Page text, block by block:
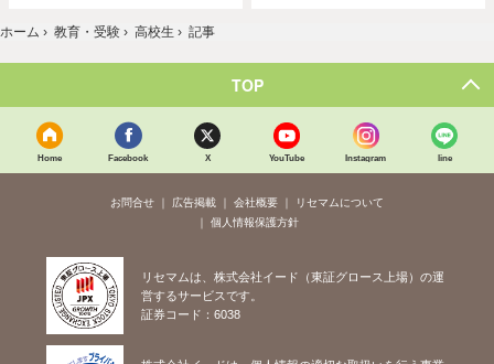
ホーム › 教育・受験 › 高校生 › 記事
TOP
Home Facebook X YouTube Instagram line
お問合せ 広告掲載 会社概要
リセマムについて
個人情報保護方針
リセマムは、株式会社イード（東証グロース上場）の運
営するサービスです。
証券コード：6038